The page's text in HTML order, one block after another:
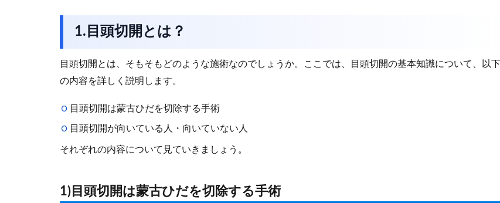
1.目頭切開とは？
目頭切開とは、そもそもどのような施術なのでしょうか。ここでは、目頭切開の基本知識について、以下
の内容を詳しく説明します。
目頭切開は蒙古ひだを切除する手術
目頭切開が向いている人・向いていない人
それぞれの内容について見ていきましょう。
1)目頭切開は蒙古ひだを切除する手術